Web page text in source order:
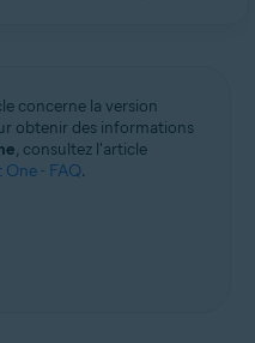
concerne la version
obtenir des informations
, consultez l'article
- FAQ.